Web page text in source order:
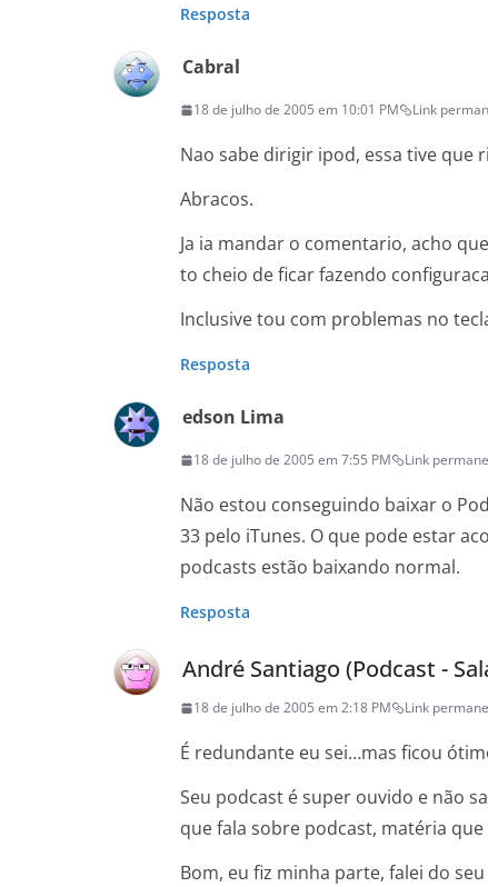
Resposta
Cabral
18 de julho de 2005 em 10:01 PM Link
Nao sabe dirigir ipod, essa tive que
Abracos.
Ja ia mandar o comentario, acho
to cheio de ficar fazendo
Inclusive tou com problemas no
Resposta
edson Lima
18 de julho de 2005 em 7:55 PM Link
Não estou conseguindo baixar o
33 pelo iTunes. O que pode estar
podcasts estão baixando normal.
Resposta
André Santiago (Podcast -
18 de julho de 2005 em 2:18 PM Link
É redundante eu sei…mas ficou
Seu podcast é super ouvido e não
que fala sobre podcast, matéria
Bom, eu fiz minha parte, falei do